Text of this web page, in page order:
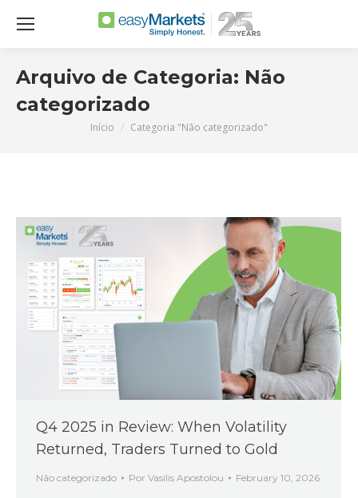
Arquivo de Categoria: Não
categorizado
Você está aqui:
Início Categoria "Não categorizado"
Q4 2025 in Review: When Volatility
Returned, Traders Turned to Gold
Não categorizado Por Vasilis Apostolou February 10, 2026